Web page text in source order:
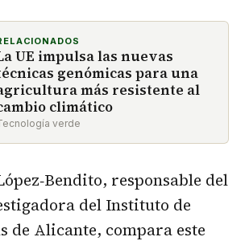
UE impulsa las nuevas
genómicas para una
más resistente al
climático
verde
responsable del
del Instituto de
de Alicante, compara este